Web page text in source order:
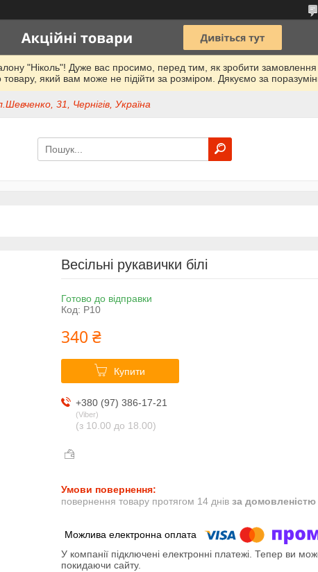
"Ніколь"! Дуже вас просимо, перед тим, як зробити
який вам може не підійти за розміром. Дякуємо за
31, Чернігів, Україна
Весільні рукавички білі
Готово до відправки
Код: Р10
340 ₴
Купити
+380 (97) 386-17-21
Viber
(з 10.00 до 18.00)
повернення товару протягом 14 днів за домовленістю
У компанії підключені електронні платежі. Тепер ви
покидаючи сайту.